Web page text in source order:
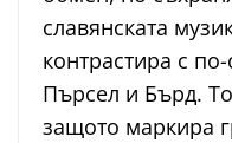
славянската
контрастира с
Пърсел и Бърд.
защото маркира